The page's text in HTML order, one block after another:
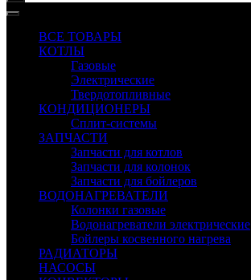
ВСЕ ТОВАРЫ
КОТЛЫ
Газовые
Электрические
Твердотопливные
КОНДИЦИОНЕРЫ
Сплит-системы
ЗАПЧАСТИ
Запчасти для котлов
Запчасти для колонок
Запчасти для бойлеров
ВОДОНАГРЕВАТЕЛИ
Колонки газовые
Водонагреватели электрические
Бойлеры косвенного нагрева
РАДИАТОРЫ
НАСОСЫ